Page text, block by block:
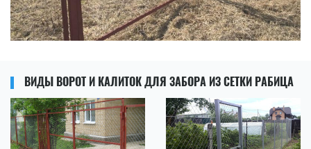
ВИДЫ ВОРОТ И КАЛИТОК ДЛЯ ЗАБОРА ИЗ СЕТКИ РАБИЦА